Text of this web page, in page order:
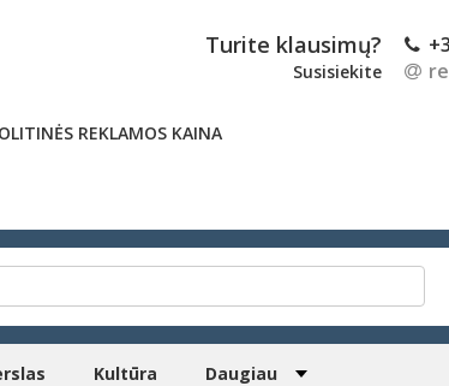
Turite klausimų?
Susisiekite
REKLAMOS KAINA
Kultūra Daugiau